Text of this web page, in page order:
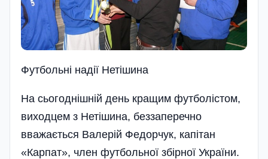
Футбольні надії Нетішина
На сьогоднішній день кращим футболістом,
виходцем з Нетішина, беззаперечно
вважається Валерій Федорчук, капітан
«Карпат», член футбольної збірної України.